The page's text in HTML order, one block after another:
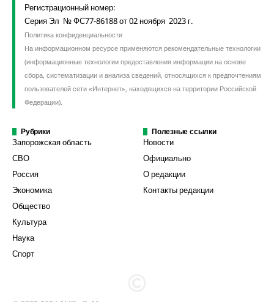
Регистрационный номер:
Серия Эл № ФС77-86188 от 02 ноября 2023 г.
Политика конфиденциальности
На информационном ресурсе применяются рекомендательные технологии
(информационные технологии предоставления информации на основе
сбора, систематизации и анализа сведений, относящихся к предпочтениям
пользователей сети «Интернет», находящихся на территории Российской
Федерации).
Рубрики
Запорожская область
СВО
Россия
Экономика
Общество
Культура
Наука
Спорт
Полезные ссылки
Новости
Официально
О редакции
Контакты редакции